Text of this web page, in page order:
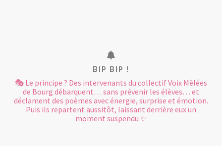
BIP BIP !
🎭 Le principe ? Des intervenants du collectif Voix Mêlées
de Bourg débarquent… sans prévenir les élèves… et
déclament des poèmes avec énergie, surprise et émotion.
Puis ils repartent aussitôt, laissant derrière eux un
moment suspendu ✨